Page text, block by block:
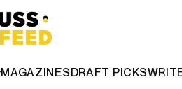
MAGAZINESDRAFT PICKS